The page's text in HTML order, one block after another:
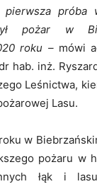
pierwsza próba
pożar w
roku –mówi
hab. inż.
Leśnictwa,
Lasu.
w
pożaru w
łąk i